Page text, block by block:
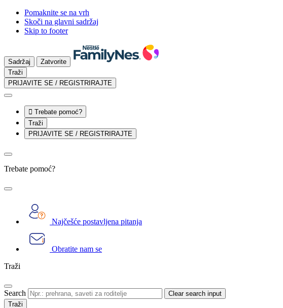
Pomaknite se na vrh
Skoči na glavni sadržaj
Skip to footer
Sadržaj
Zatvorite
Traži
PRIJAVITE SE / REGISTRIRAJTE
 Trebate pomoć?
Traži
PRIJAVITE SE / REGISTRIRAJTE
Trebate pomoć?
Najčešće postavljena pitanja
Obratite nam se
Traži
Search Clear search input